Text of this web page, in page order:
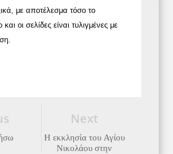
με αποτέλεσμα τόσο το
οι σελίδες είναι τυλιγμένες με
Next
Η εκκλησία του Αγίου
Νικολάου στην